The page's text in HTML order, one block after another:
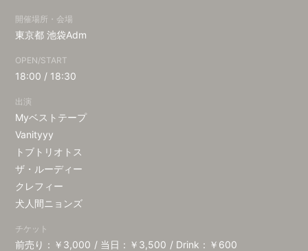
BLOG
Q&A
会員登録
開催場所・会場
東京都池袋Adm
OPEN/START
18:00 / 18:30
出演
Myベストテープ
Vanityyy
トブトリオトス
ザ・ルーディー
クレフィー
犬人間ニョンズ
チケット
前売り：￥3,000 当日：￥3,500 Drink：￥600